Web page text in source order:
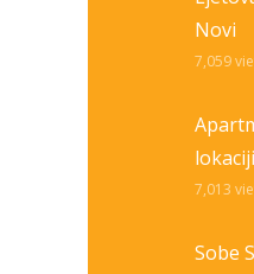
Novi
7,059
7,013
Sobe